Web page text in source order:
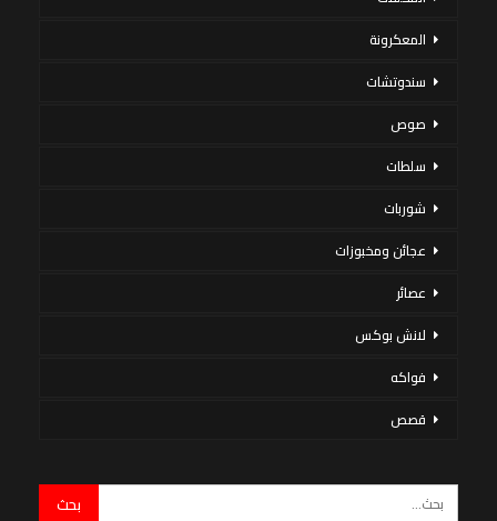
المعكرونة
سندوتشات
صوص
سلطات
شوربات
عجائن ومخبوزات
عصائر
لانش بوكس
فواكه
قصص